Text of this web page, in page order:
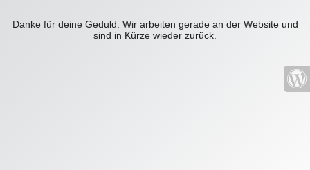
Danke für deine Geduld. Wir arbeiten gerade an der Website und
sind in Kürze wieder zurück.